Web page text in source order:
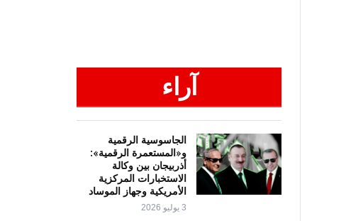
آراء
الجاسوسية الرقمية
و«المستعمرة الرقمية»:
أذربيجان بين وكالة
الاستخبارات المركزية
الأمريكية وجهاز الموساد
3 يوليو 2026